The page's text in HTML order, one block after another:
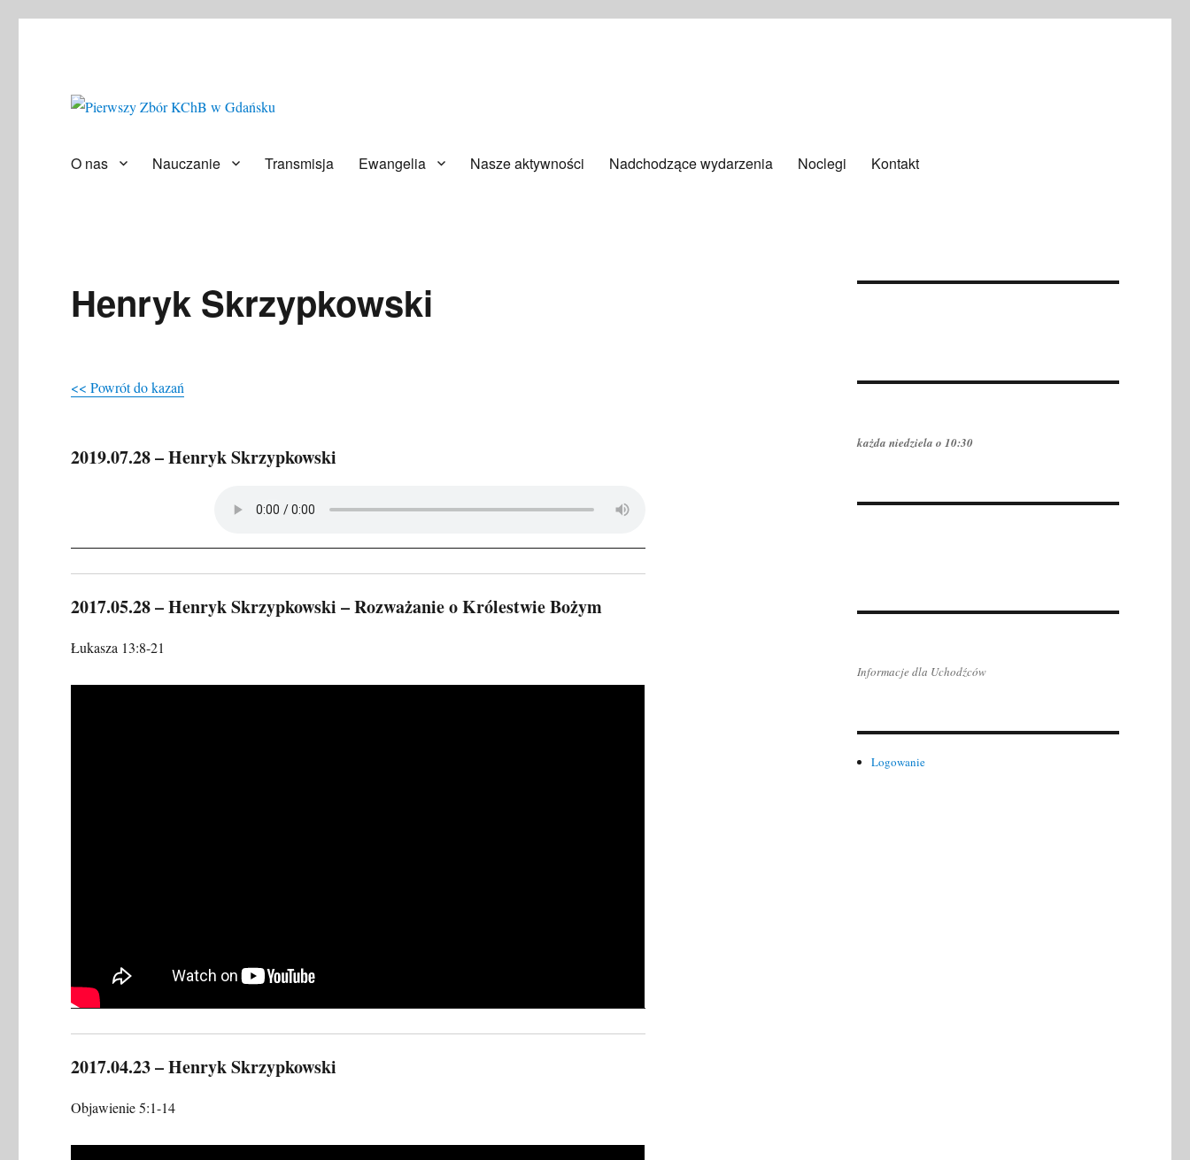
O nas Nauczanie Transmisja Ewangelia Nasze aktywności Nadchodzące wydarzenia Noclegi Kontakt
Henryk Skrzypkowski
<< Powrót do kazań
2019.07.28 – Henryk Skrzypkowski
2017.05.28 – Henryk Skrzypkowski – Rozważanie o Królestwie Bożym
Łukasza 13:8-21
2017.04.23 – Henryk Skrzypkowski
Objawienie 5:1-14
każda niedziela o 10:30
Informacje dla Uchodźców
Logowanie